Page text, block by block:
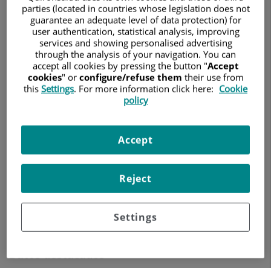
CIRUGÍA GENERAL Y DEL APARATO DIGESTIVO
Pedir cita
Hospital Quirónsalud Murcia
Calle Miguel Hernández, 12
Ver más especialistas enMurcia
Datos destacados
parties (located in countries whose legislation does not
guarantee an adequate level of data protection) for
user authentication, statistical analysis, improving
services and showing personalised advertising
through the analysis of your navigation. You can
accept all cookies by pressing the button "Accept
cookies" or configure/refuse them their use from
this Settings. For more information click here: Cookie
policy
Settings
Reject
Accept